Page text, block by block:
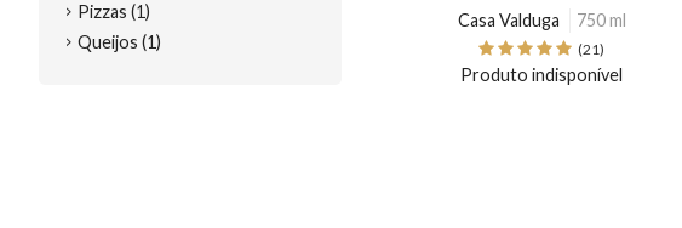
Pizzas (1)
Queijos (1)
Casa Valduga
750 ml
(21)
Produto indisponível